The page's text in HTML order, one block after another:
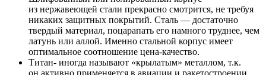
из нержавеющей стали прекрасно смотрится, не требуя
никаких защитных покрытий. Сталь — достаточно
твердый материал, поцарапать его намного труднее, чем
латунь или аллой. Именно стальной корпус имеет
оптимальное соотношение цена-качество.
Титан- иногда называют «крылатым» металлом, т.к.
он активно применяется в авиации и ракетостроении,